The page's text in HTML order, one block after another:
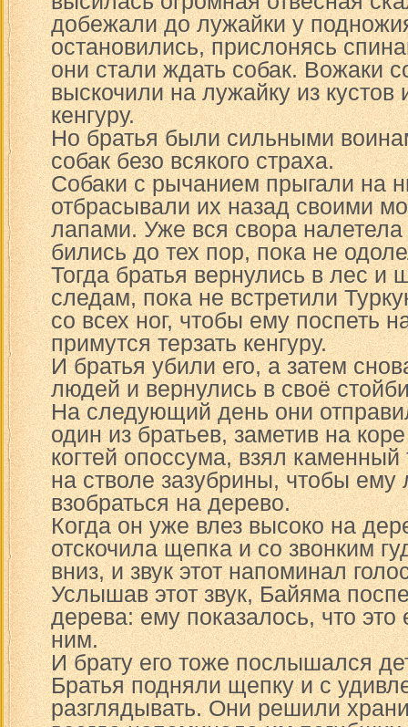
добежали до лужайки у
остановились, прислонясь
они стали ждать собак. Вожаки
выскочили на лужайку из кустов
кенгуру.
Но братья были сильными
собак безо всякого страха.
Собаки с рычанием прыгали на
отбрасывали их назад своими
лапами. Уже вся свора налетела
бились до тех пор, пока не
Тогда братья вернулись в лес и
следам, пока не встретили
со всех ног, чтобы ему поспеть
примутся терзать кенгуру.
И братья убили его, а затем
людей и вернулись в своё
На следующий день они
один из братьев, заметив на
когтей опоссума, взял каменный
на стволе зазубрины, чтобы ему
взобраться на дерево.
Когда он уже влез высоко на
отскочила щепка и со звонким
вниз, и звук этот напоминал
Услышав этот звук, Байяма
дерева: ему показалось, что это
ним.
И брату его тоже послышался
Братья подняли щепку и с
разглядывать. Они решили